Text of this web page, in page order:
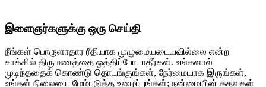
இளைஞர்களுக்கு ஒரு செய்தி
நீங்கள் பொருளாதார ரீதியாக முழுமையடையவில்லை என்ற
சாக்கில் திருமணத்தை ஒத்திப்போடாதீர்கள். உங்களால்
முடிந்ததைக் கொண்டு தொடங்குங்கள், நேர்மையாக இருங்கள்,
உங்கள் நிலையை மேம்படுத்த உழைப்புங்கள்; நன்மையின் கதவுகள்